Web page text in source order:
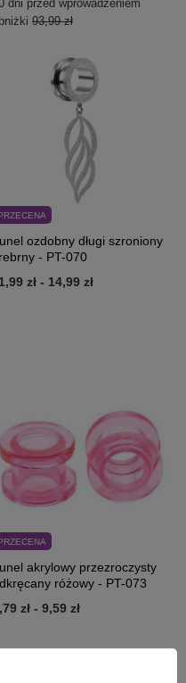
dni przed wprowadzeniem
93,99 zł
ozdobny długi szroniony
- PT-070
zł - 14,99 zł
akrylowy przezroczysty
różowy - PT-073
zł - 9,59 zł